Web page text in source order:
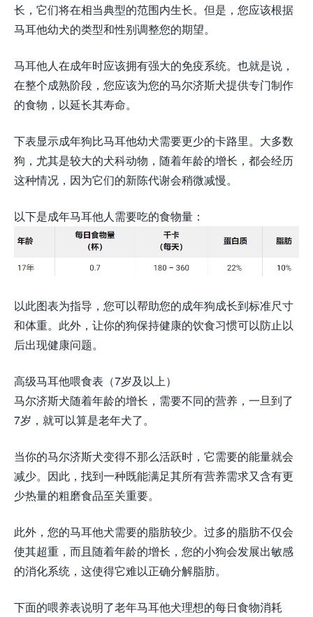
长，它们将在相当典型的范围内生长。但是，您应该根据
马耳他幼犬的类型和性别调整您的期望。
马耳他人在成年时应该拥有强大的免疫系统。也就是说，
在整个成熟阶段，您应该为您的马尔济斯犬提供专门制作
的食物，以延长其寿命。
下表显示成年狗比马耳他幼犬需要更少的卡路里。大多数
狗，尤其是较大的犬科动物，随着年龄的增长，都会经历
这种情况，因为它们的新陈代谢会稍微减慢。
以下是成年马耳他人需要吃的食物量：
以此图表为指导，您可以帮助您的成年狗成长到标准尺寸
和体重。此外，让你的狗保持健康的饮食习惯可以防止以
后出现健康问题。
高级马耳他喂食表（7岁及以上）
马尔济斯犬随着年龄的增长，需要不同的营养，一旦到了
7岁，就可以算是老年犬了。
当你的马尔济斯犬变得不那么活跃时，它需要的能量就会
减少。因此，找到一种既能满足其所有营养需求又含有更
少热量的粗磨食品至关重要。
此外，您的马耳他犬需要的脂肪较少。过多的脂肪不仅会
使其超重，而且随着年龄的增长，您的小狗会发展出敏感
的消化系统，这使得它难以正确分解脂肪。
下面的喂养表说明了老年马耳他犬理想的每日食物消耗